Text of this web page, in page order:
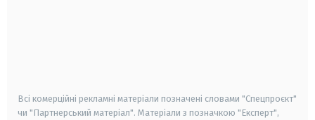
Всі комерційні рекламні матеріали позначені словами "Спецпроєкт"
чи "Партнерський матеріал". Матеріали з позначкою "Експерт",